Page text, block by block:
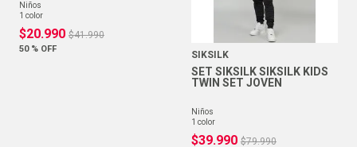
niños
1 color
$20.990 $41.990
50 % OFF
SIKSILK
SET SIKSILK SIKSILK KIDS
TWIN SET JOVEN
niños
1 color
$39.990 $79.990